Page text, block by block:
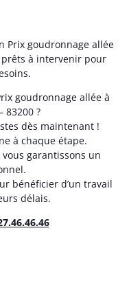
Prix goudronnage allée
prêts à intervenir pour
goudronnage allée à
83200 ?
dès maintenant !
à chaque étape.
garantissons un
bénéficier d’un travail
délais.